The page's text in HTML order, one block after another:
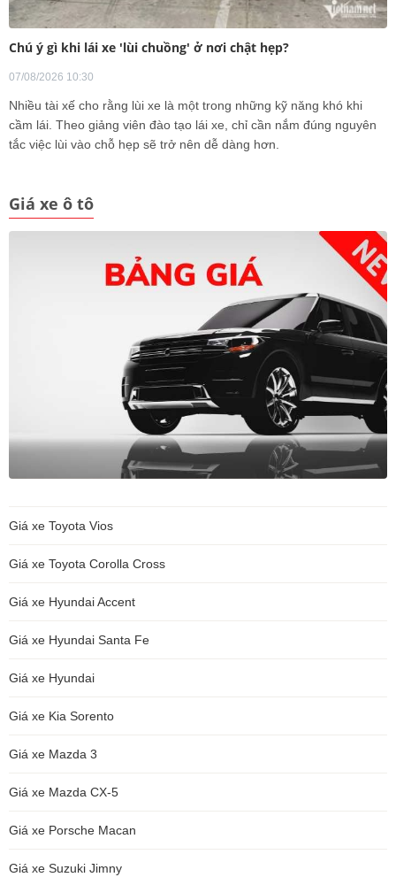
Chú ý gì khi lái xe 'lùi chuồng' ở nơi chật hẹp?
07/08/2026 10:30
Nhiều tài xế cho rằng lùi xe là một trong những kỹ năng khó khi
cầm lái. Theo giảng viên đào tạo lái xe, chỉ cần nắm đúng nguyên
tắc việc lùi vào chỗ hẹp sẽ trở nên dễ dàng hơn.
Giá xe ô tô
Giá xe Toyota Vios
Giá xe Toyota Corolla Cross
Giá xe Hyundai Accent
Giá xe Hyundai Santa Fe
Giá xe Hyundai
Giá xe Kia Sorento
Giá xe Mazda 3
Giá xe Mazda CX-5
Giá xe Porsche Macan
Giá xe Suzuki Jimny